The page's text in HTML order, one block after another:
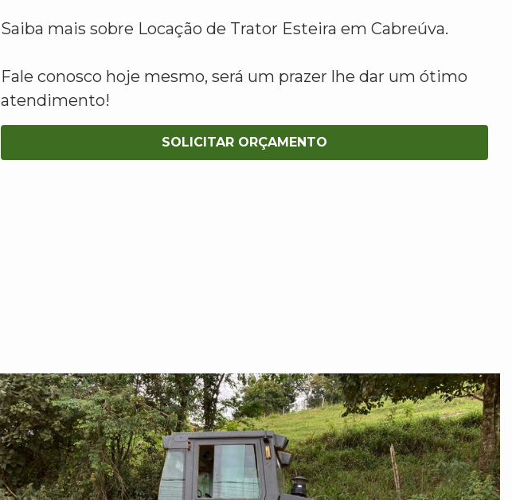
Saiba mais sobre Locação de Trator Esteira em Cabreúva.
Fale conosco hoje mesmo, será um prazer lhe dar um ótimo
atendimento!
SOLICITAR ORÇAMENTO